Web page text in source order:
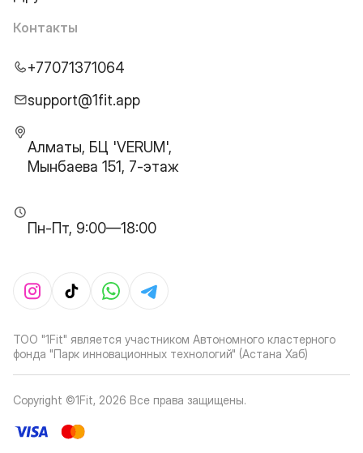
Контакты
+77071371064
support@1fit.app
Алматы, БЦ 'VERUM',
Мынбаева 151, 7-этаж
Пн-Пт, 9:00—18:00
ТОО "1Fit" является участником Автономного кластерного
фонда "Парк инновационных технологий" (Астана Хаб)
Copyright ©1Fit, 2026 Все права защищены.